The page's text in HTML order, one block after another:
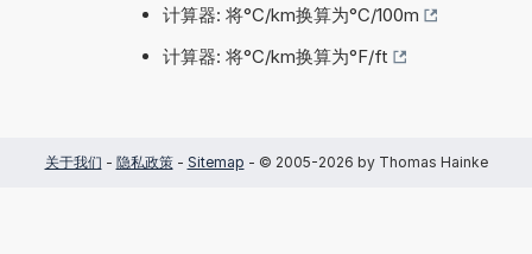
计算器: 将°C/km换算为°C/100m
计算器: 将°C/km换算为°F/ft
关于我们 - 隐私政策- Sitemap - © 2005-2026 by Thomas Hainke